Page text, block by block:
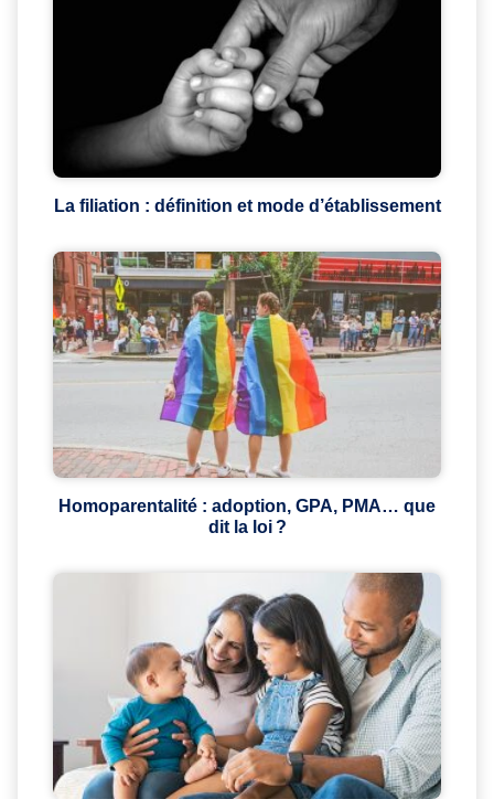
La filiation : définition et mode d’établissement
Homoparentalité : adoption, GPA, PMA… que
dit la loi ?